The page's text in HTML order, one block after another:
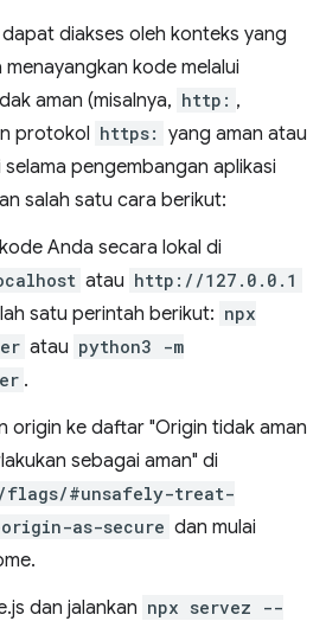
diakses oleh konteks yang
menayangkan kode melalui
aman (misalnya, http: ,
protokol https: yang aman atau
selama pengembangan aplikasi
salah satu cara berikut:
Anda secara lokal di
atau http://127.0.0.1
satu perintah berikut: npx
atau python3 -m
.
origin ke daftar "Origin tidak aman
sebagai aman" di
flags/#unsafely-treat-
as-secure dan mulai
dan jalankan npx servez --